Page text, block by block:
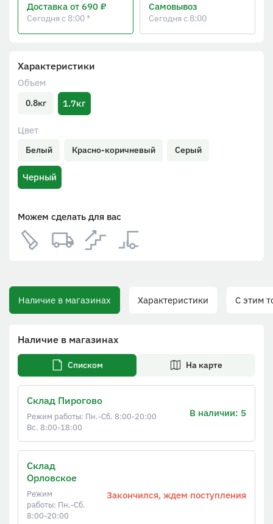
Характеристики
Объем
0.8кг 1.7кг
Цвет
Белый Красно-коричневый Серый
Черный
Можем сделать для вас
Доставка от 690 ₽
Сегодня с 8:00 *
Самовывоз
Сегодня с 8:00
Наличие в магазинах Характеристики С этим
Наличие в магазинах
Списком На карте
Склад Пирогово
Режим работы: Пн.-Сб. 8:00-20:00
Вс. 8:00-18:00
В наличии: 5
Склад
Орловское
Режим
работы: Пн.-Сб.
8:00-20:00
Закончился, ждем поступления